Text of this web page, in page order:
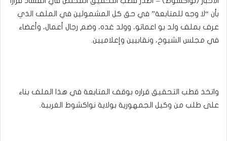
بأن “لا وجه للمتابعة” في حق كل المشمولين في الملف الذي
عرف بملف ولد بو اعماتو، وولد غده، وضم رجال أعمال، وأعضاء
في مجلس الشيوخ، ونقابيين وإعلاميين.
واتخذ قطب التحقيق قراره بوقف المتابعة في هذا الملف بناء
على طلب من وكيل الجمهورية بولاية نواكشوط الغربية.